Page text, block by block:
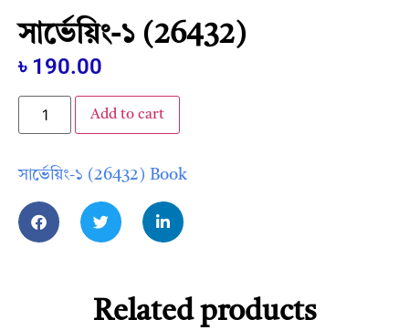
সার্ভেয়িং-১ (26432)
৳ 190.00
Add to cart
সার্ভেয়িং-১ (26432) Book
Related products